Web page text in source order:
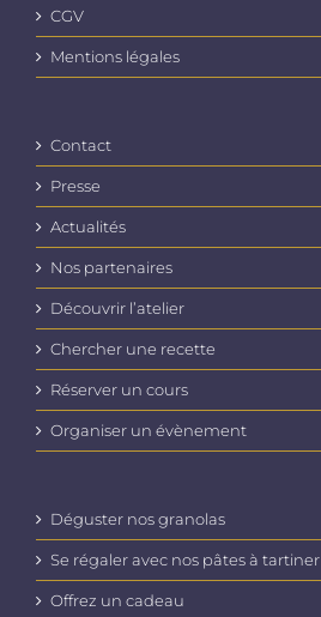
CGV
Mentions légales
Contact
Presse
Actualités
Nos partenaires
Découvrir l’atelier
Chercher une recette
Réserver un cours
Organiser un évènement
Déguster nos granolas
Se régaler avec nos pâtes à tartiner
Offrez un cadeau